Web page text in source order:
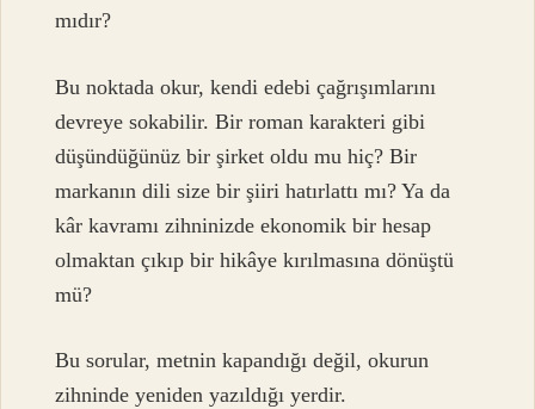
mıdır?
Bu noktada okur, kendi edebi çağrışımlarını
devreye sokabilir. Bir roman karakteri gibi
düşündüğünüz bir şirket oldu mu hiç? Bir
markanın dili size bir şiiri hatırlattı mı? Ya da
kâr kavramı zihninizde ekonomik bir hesap
olmaktan çıkıp bir hikâye kırılmasına dönüştü
mü?
Bu sorular, metnin kapandığı değil, okurun
zihninde yeniden yazıldığı yerdir.